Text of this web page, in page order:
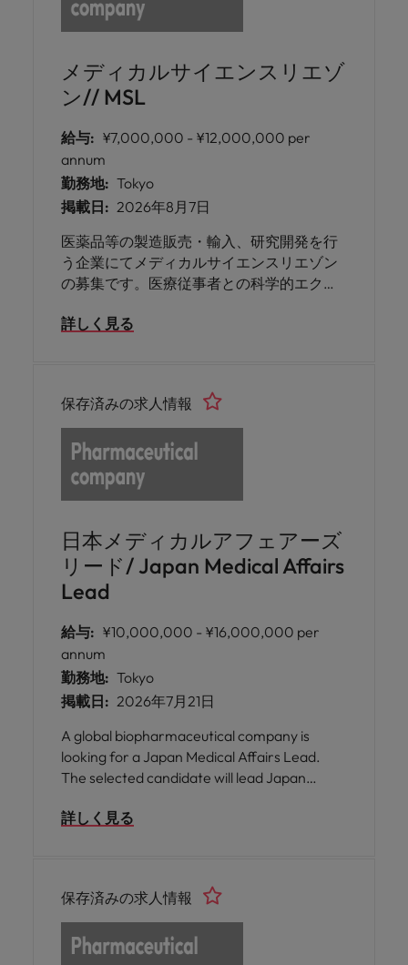
メディカルサイエンスリエゾ
ン// MSL
給与: ¥7,000,000 - ¥12,000,000 per
annum
勤務地: Tokyo
掲載日: 2026年8月7日
医薬品等の製造販売・輸入、研究開発を行
う企業にてメディカルサイエンスリエゾン
の募集です。医療従事者との科学的エクス
ディカル戦略に基づく活動の推進を担って
詳しく見る
日本メディカルアフェアーズ
リード/ Japan Medical Affairs
Lead
保存済みの求人情報
給与: ¥10,000,000 - ¥16,000,000 per
annum
勤務地: Tokyo
掲載日: 2026年7月21日
A global biopharmaceutical company is
looking for a Japan Medical Affairs Lead.
The selected candidate will lead Japan
scientific engagement, support evidence
詳しく見る
保存済みの求人情報